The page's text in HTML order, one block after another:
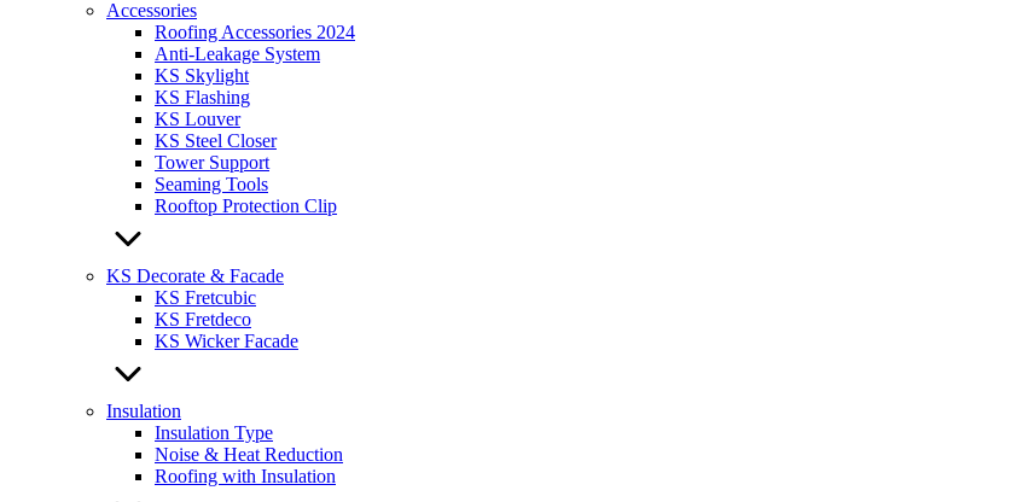
Accessories
Roofing Accessories 2024
Anti-Leakage System
KS Skylight
KS Flashing
KS Louver
KS Steel Closer
Tower Support
Seaming Tools
Rooftop Protection Clip
KS Decorate & Facade
KS Fretcubic
KS Fretdeco
KS Wicker Facade
Insulation
Insulation Type
Noise & Heat Reduction
Roofing with Insulation